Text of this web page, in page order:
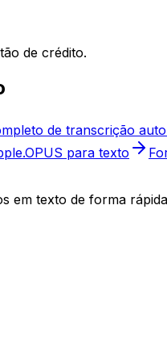
de crédito.
de transcrição
OPUS para texto
em texto de forma